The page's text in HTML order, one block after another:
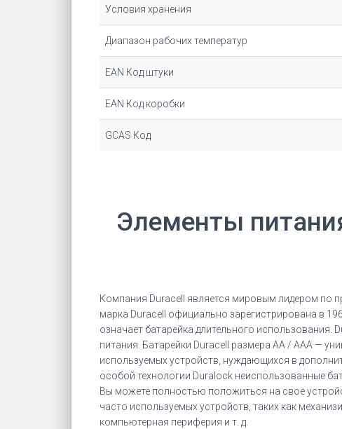
Условия хранения
Диапазон рабочих температур
EAN Код штуки
EAN Код коробки
GCAS Код
Элементы
Компания Duracell является мировым лидером по
марка Duracell официально зарегистрирована в
означает батарейка длительного использования.
питания. Батарейки Duracell размера AA / AAA —
используемых устройств, нуждающихся в
особой технологии Duralock неиспользованные
Вы можете полностью положиться на свое
часто используемых устройств, таких как
компьютерная периферия и т. д.